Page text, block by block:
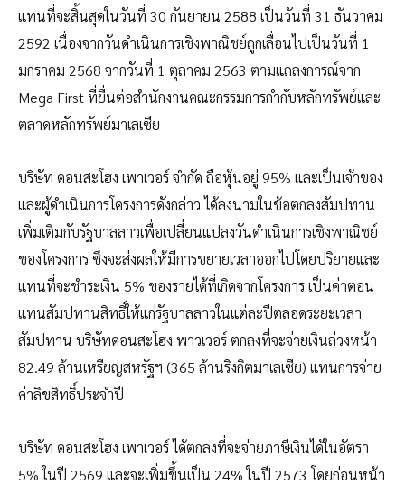
แทนที่จะสิ้นสุดในวันที่ 30 กันยายน 2588 เป็นวันที่ 31 ธันวาคม
2592 เนื่องจากวันดำเนินการเชิงพาณิชย์ถูกเลื่อนไปเป็นวันที่ 1
มกราคม 2568 จากวันที่ 1 ตุลาคม 2563 ตามแถลงการณ์จาก
Mega First ที่ยื่นต่อสำนักงานคณะกรรมการกำกับหลักทรัพย์และ
ตลาดหลักทรัพย์มาเลเซีย
บริษัท ดอนสะโฮง เพาเวอร์ จำกัด ถือหุ้นอยู่ 95% และเป็นเจ้าของ
และผู้ดำเนินการโครงการดังกล่าว ได้ลงนามในข้อตกลงสัมปทาน
เพิ่มเติมกับรัฐบาลลาวเพื่อเปลี่ยนแปลงวันดำเนินการเชิงพาณิชย์
ของโครงการ ซึ่งจะส่งผลให้มีการขยายเวลาออกไปโดยปริยายและ
แทนที่จะชำระเงิน 5% ของรายได้ที่เกิดจากโครงการ เป็นค่าตอน
แทนสัมปทานสิทธิ์ให้แก่รัฐบาลลาวในแต่ละปีตลอดระยะเวลา
สัมปทาน บริษัทดอนสะโฮง พาวเวอร์ ตกลงที่จะจ่ายเงินล่วงหน้า
82.49 ล้านเหรียญสหรัฐฯ (365 ล้านริงกิตมาเลเซีย) แทนการจ่าย
ค่าลิขสิทธิ์ประจำปี
บริษัท ดอนสะโฮง เพาเวอร์ ได้ตกลงที่จะจ่ายภาษีเงินได้ในอัตรา
5% ในปี 2569 และจะเพิ่มขึ้นเป็น 24% ในปี 2573 โดยก่อนหน้า